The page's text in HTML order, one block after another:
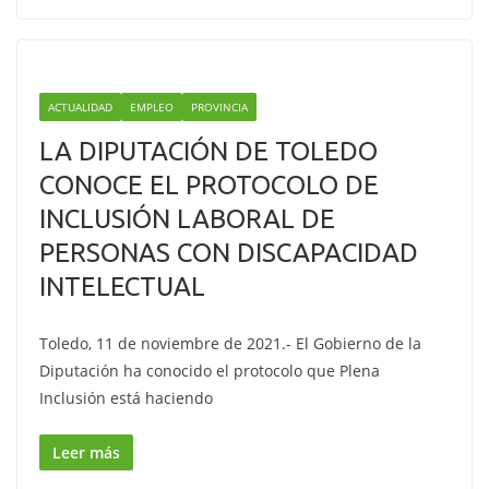
ACTUALIDAD EMPLEO PROVINCIA
LA DIPUTACIÓN DE TOLEDO
CONOCE EL PROTOCOLO DE
INCLUSIÓN LABORAL DE
PERSONAS CON DISCAPACIDAD
INTELECTUAL
Toledo, 11 de noviembre de 2021.- El Gobierno de la
Diputación ha conocido el protocolo que Plena
Inclusión está haciendo
Leer más